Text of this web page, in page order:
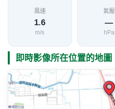
風速
1.6
m/s
氣壓
—
hPa
即時影像所在位置的地圖